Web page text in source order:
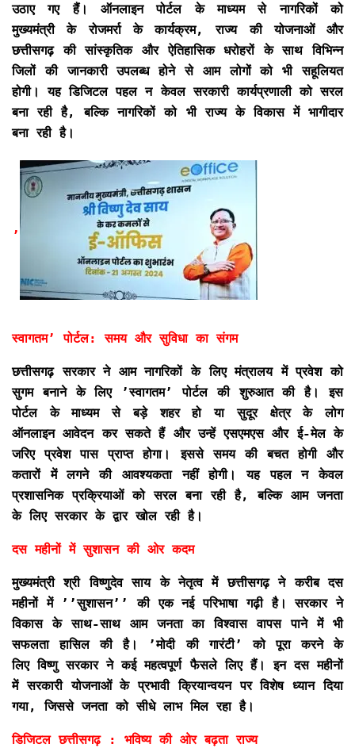
उठाए गए हैं। ऑनलाइन पोर्टल के माध्यम से नागरिकों को
मुख्यमंत्री के रोजमर्रा के कार्यक्रम, राज्य की योजनाओं और
छत्तीसगढ़ की सांस्कृतिक और ऐतिहासिक धरोहरों के साथ विभिन्न
जिलों की जानकारी उपलब्ध होने से आम लोगों को भी सहूलियत
होगी। यह डिजिटल पहल न केवल सरकारी कार्यप्रणाली को सरल
बना रही है, बल्कि नागरिकों को भी राज्य के विकास में भागीदार
बना रही है।
’
स्वागतम’ पोर्टल: समय और सुविधा का संगम
छत्तीसगढ़ सरकार ने आम नागरिकों के लिए मंत्रालय में प्रवेश को
सुगम बनाने के लिए ’स्वागतम’ पोर्टल की शुरुआत की है। इस
पोर्टल के माध्यम से बड़े शहर हो या सुदूर क्षेत्र के लोग
ऑनलाइन आवेदन कर सकते हैं और उन्हें एसएमएस और ई-मेल के
जरिए प्रवेश पास प्राप्त होगा। इससे समय की बचत होगी और
कतारों में लगने की आवश्यकता नहीं होगी। यह पहल न केवल
प्रशासनिक प्रक्रियाओं को सरल बना रही है, बल्कि आम जनता
के लिए सरकार के द्वार खोल रही है।
दस महीनों में सुशासन की ओर कदम
मुख्यमंत्री श्री विष्णुदेव साय के नेतृत्व में छत्तीसगढ़ ने करीब दस
महीनों में ’’सुशासन’’ की एक नई परिभाषा गढ़ी है। सरकार ने
विकास के साथ-साथ आम जनता का विश्वास वापस पाने में भी
सफलता हासिल की है। ’मोदी की गारंटी’ को पूरा करने के
लिए विष्णु सरकार ने कई महत्वपूर्ण फैसले लिए हैं। इन दस महीनों
में सरकारी योजनाओं के प्रभावी क्रियान्वयन पर विशेष ध्यान दिया
गया, जिससे जनता को सीधे लाभ मिल रहा है।
डिजिटल छत्तीसगढ़ : भविष्य की ओर बढ़ता राज्य